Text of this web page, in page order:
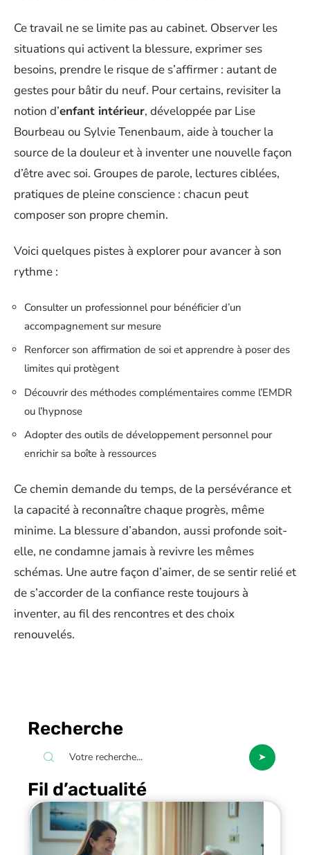
Ce travail ne se limite pas au cabinet. Observer les
situations qui activent la blessure, exprimer ses
besoins, prendre le risque de s’affirmer : autant de
gestes pour bâtir du neuf. Pour certains, revisiter la
notion d’enfant intérieur, développée par Lise
Bourbeau ou Sylvie Tenenbaum, aide à toucher la
source de la douleur et à inventer une nouvelle façon
d’être avec soi. Groupes de parole, lectures ciblées,
pratiques de pleine conscience : chacun peut
composer son propre chemin.
Voici quelques pistes à explorer pour avancer à son
rythme :
Consulter un professionnel pour bénéficier d’un
accompagnement sur mesure
Renforcer son affirmation de soi et apprendre à poser des
limites qui protègent
Découvrir des méthodes complémentaires comme l’EMDR
ou l’hypnose
Adopter des outils de développement personnel pour
enrichir sa boîte à ressources
Ce chemin demande du temps, de la persévérance et
la capacité à reconnaître chaque progrès, même
minime. La blessure d’abandon, aussi profonde soit-
elle, ne condamne jamais à revivre les mêmes
schémas. Une autre façon d’aimer, de se sentir relié et
de s’accorder de la confiance reste toujours à
inventer, au fil des rencontres et des choix
renouvelés.
Recherche
Fil d’actualité